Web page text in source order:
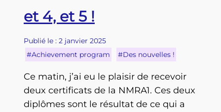
et 4, et 5 !
Publié le : 2 janvier 2025
#Achievement program
#Des nouvelles !
Ce matin, j’ai eu le plaisir de recevoir
deux certificats de la NMRA1. Ces deux
diplômes sont le résultat de ce qui a